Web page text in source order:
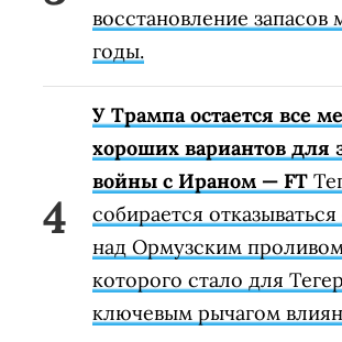
восстановление запасов
годы.
У Трампа остается все
хороших вариантов для
войны с Ираном — FT
собирается
над Ормузским
которого стало для
ключевым рычагом